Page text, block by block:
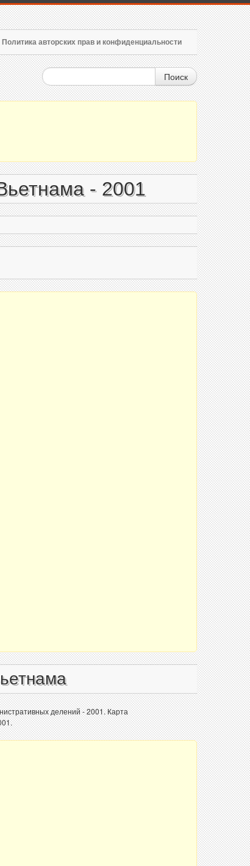
Политика авторских прав и конфиденциальности
Поиск
- 2001
делений - 2001. Карта